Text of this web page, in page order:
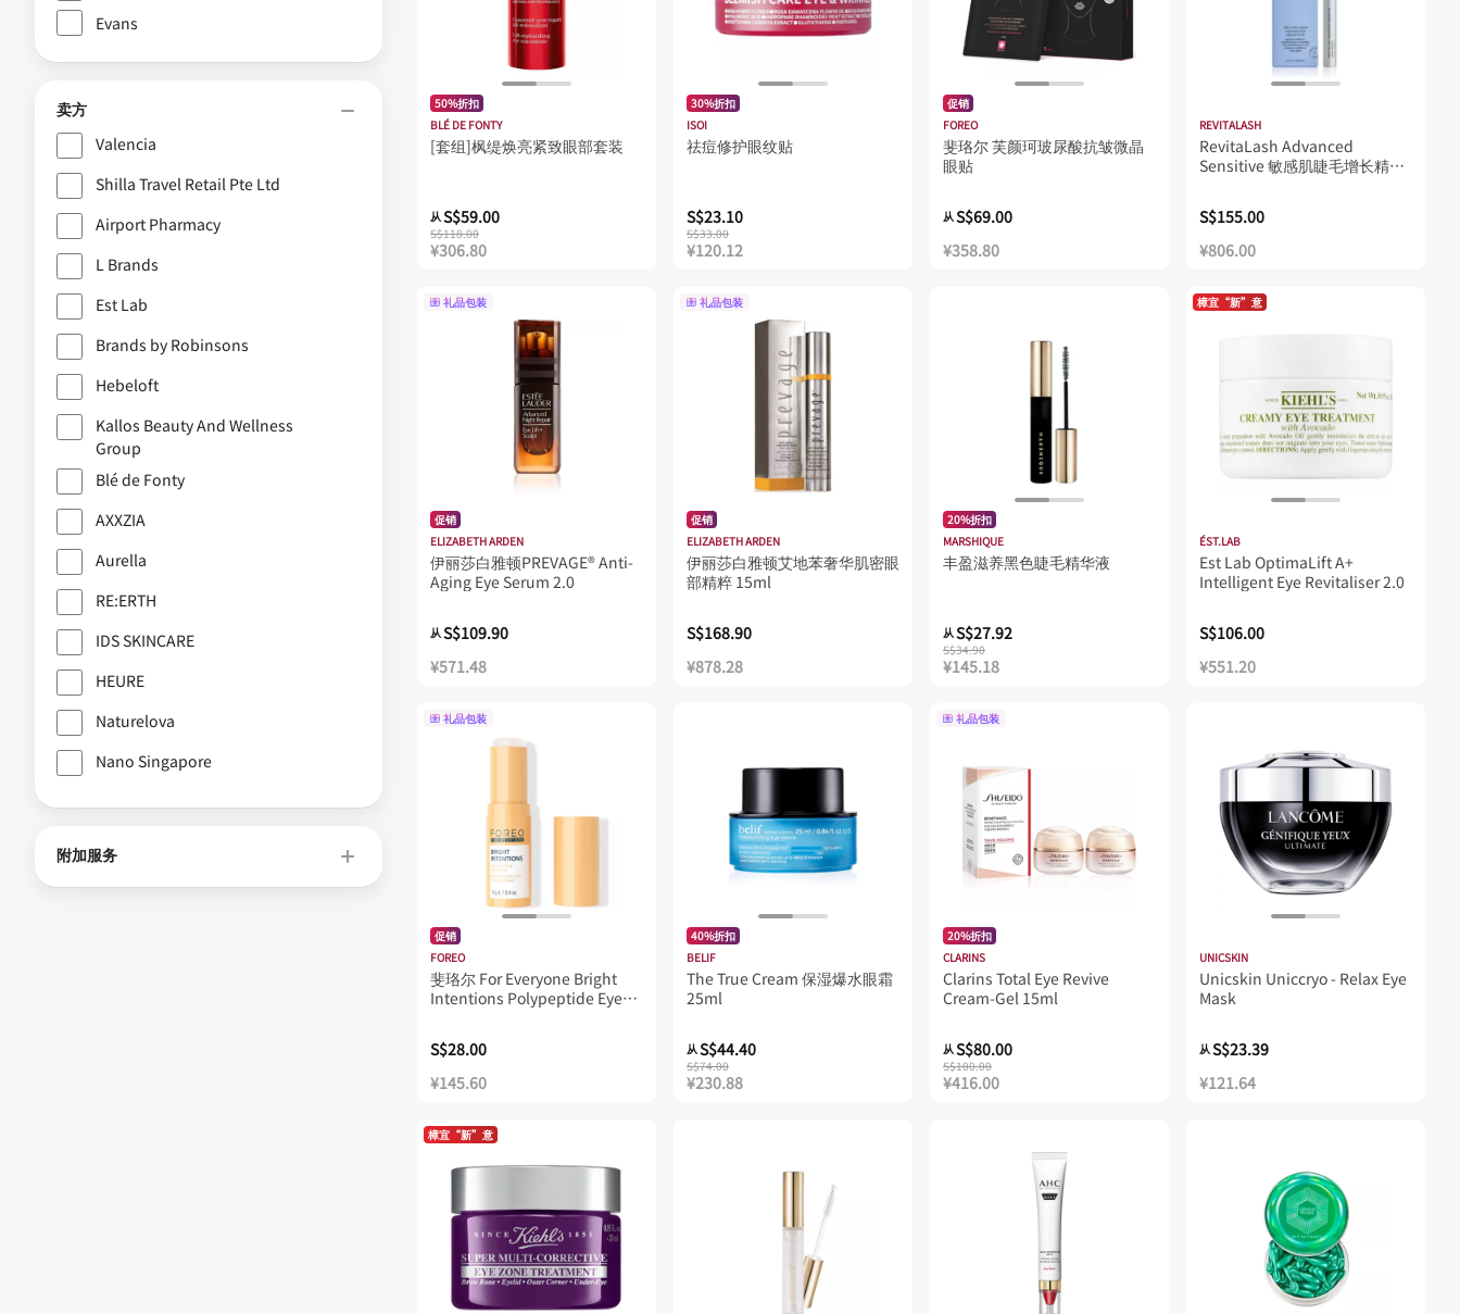
Evans
HEURE
MADARA
Marshique
Nano Singapore
ORJENA
Ottie
Rejuran
RevitaLash
SK-II
Sanctum
Tenzero
Topicrem
Unicskin
Yamano
修丽可
农业理论
卖方
Valencia
Shilla Travel Retail Pte Ltd
Airport Pharmacy
L Brands
Est Lab
Brands by Robinsons
Hebeloft
Kallos Beauty And Wellness
Group
Blé de Fonty
AXXZIA
Aurella
RE:ERTH
IDS SKINCARE
HEURE
Naturelova
Nano Singapore
附加服务
50%折扣
BLÉ DE FONTY
[套组]枫缇焕亮紧致眼部套装
从S$59.00
S$118.00
¥306.80
30%折扣
ISOI
祛痘修护眼纹贴
S$23.10
S$33.00
¥120.12
促销
FOREO
斐珞尔 芙颜珂玻尿酸抗皱微晶
眼贴
从S$69.00
¥358.80
REVITALASH
RevitaLash Advanced
Sensitive 敏感肌睫毛增长精华
S$155.00
¥806.00
礼品包装
促销
ELIZABETH ARDEN
伊丽莎白雅顿PREVAGE® Anti-
Aging Eye Serum 2.0
从S$109.90
¥571.48
礼品包装
促销
ELIZABETH ARDEN
伊丽莎白雅顿艾地苯奢华肌密眼
部精粹 15ml
S$168.90
¥878.28
20%折扣
MARSHIQUE
丰盈滋养黑色睫毛精华液
从S$27.92
S$34.90
¥145.18
樟宜“新”意
ÉST.LAB
Est Lab OptimaLift A+
Intelligent Eye Revitaliser 2.0
S$106.00
¥551.20
礼品包装
促销
FOREO
斐珞尔 For Everyone Bright
Intentions Polypeptide Eye
S$28.00
¥145.60
40%折扣
BELIF
The True Cream 保湿爆水眼霜
25ml
从S$44.40
S$74.00
¥230.88
礼品包装
20%折扣
CLARINS
Clarins Total Eye Revive
Cream-Gel 15ml
从S$80.00
S$100.00
¥416.00
UNICSKIN
Unicskin Uniccryo - Relax Eye
Mask
从S$23.39
¥121.64
樟宜“新”意